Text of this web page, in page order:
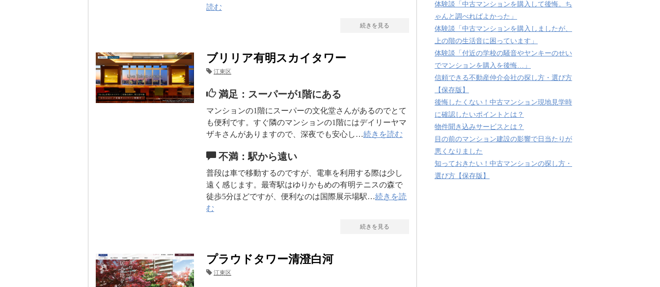
読む
続きを見る
ブリリア有明スカイタワー
江東区
満足：スーパーが1階にある
マンションの1階にスーパーの文化堂さんがあるのでとて
も便利です。すぐ隣のマンションの1階にはデイリーヤマ
ザキさんがありますので、深夜でも安心し…続きを読む
不満：駅から遠い
普段は車で移動するのですが、電車を利用する際は少し
遠く感じます。最寄駅はゆりかもめの有明テニスの森で
徒歩5分ほどですが、便利なのは国際展示場駅…続きを読
む
続きを見る
プラウドタワー清澄白河
江東区
体験談「中古マンションを購入して後悔。ち
ゃんと調べればよかった」
体験談「中古マンションを購入しましたが、
上の階の生活音に困っています」
体験談「付近の学校の騒音やヤンキーのせい
でマンションを購入を後悔…」
信頼できる不動産仲介会社の探し方・選び方
【保存版】
後悔したくない！中古マンション現地見学時
に確認したいポイントとは？
物件聞き込みサービスとは？
目の前のマンション建設の影響で日当たりが
悪くなりました
知っておきたい！中古マンションの探し方・
選び方【保存版】